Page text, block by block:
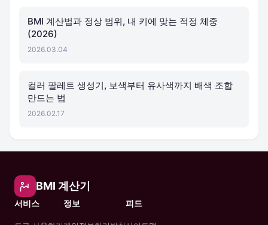
BMI 계산법과 정상 범위, 내 키에 맞는 적정 체중
(2026)
2026.03.04
컬러 팔레트 생성기, 보색부터 유사색까지 배색 조합
만드는 법
2026.02.17
BMI 계산기
서비스 정보 피드